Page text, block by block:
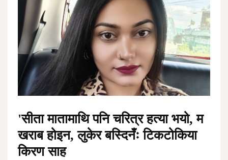
'सीता मातामाथि पनि चरित्र हत्या भयो, म
खराब होइन, लुकेर बस्दिनँः टिकटोकिया
किरण साह